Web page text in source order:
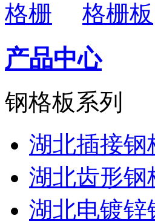
格栅
格栅板
产品中心
钢格板系列
湖北插接钢
湖北齿形钢
湖北电镀锌